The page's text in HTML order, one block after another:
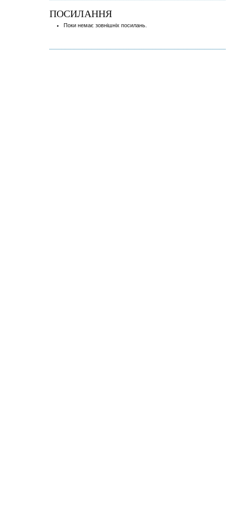
ПОСИЛАННЯ
Поки немає зовнішніх посилань.